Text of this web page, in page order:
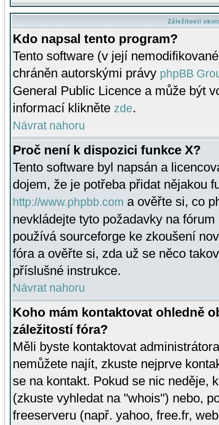
Záležitosti
Kdo napsal tento program?
Tento software (v její
chráněn autorskými právy phpBB
General Public Licence a může být
informací klikněte zde.
Návrat nahoru
Proč není k dispozici funkce X?
Tento software byl napsán a
dojem, že je potřeba přidat nějakou
http://www.phpbb.com a ověřte si, co
nevkládejte tyto požadavky na
používá sourceforge ke zkoušení
fóra a ověřte si, zda už se něco
příslušné instrukce.
Návrat nahoru
Koho mám kontaktovat ohledně
záležitostí fóra?
Měli byste kontaktovat
nemůžete najít, zkuste nejprve
se na kontakt. Pokud se nic neděje,
(zkuste vyhledat na "whois") nebo,
freeserveru (např. yahoo, free.fr,